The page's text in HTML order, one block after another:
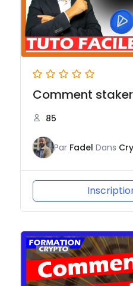
Comment
85
Par Fadel Dans